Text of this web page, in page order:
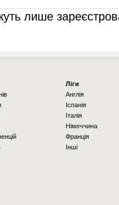
лише
Ліги
Англія
Іспанія
Італія
Німеччина
Франція
Інші